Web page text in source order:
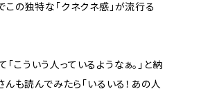
この独特な「クネクネ感」が流行る
こういう人っているようなぁ。」と納
んも読んでみたら「いるいる！あの人